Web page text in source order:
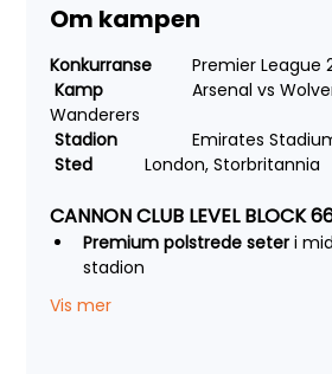
Om kampen
Konkurranse
Premier League
Kamp
Wanderers
Stadion
Emirates
Sted London, Storbritannia
CANNON CLUB LEVEL BLOCK
Premium polstrede seter i
stadion
Vis mer